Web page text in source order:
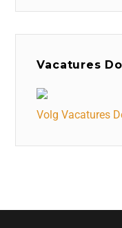
Vacatures
Volg Vacatures